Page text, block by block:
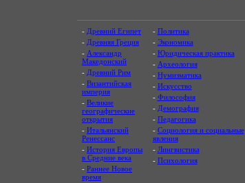
- Древний Египет
- Древняя Греция
- Александр
Македонский
- Древний Рим
- Византийская
империя
- Великие
географические
открытия
- Итальянский
Ренессанс
- История Европы
в Средние века
- Раннее Новое
время
- Политика
- Экономика
- Юридическая практика
- Археология
- Нумизматика
- Искусство
- Философия
- Демография
- Педагогика
- Социология и социальные
явления
- Лингвистика
- Психология